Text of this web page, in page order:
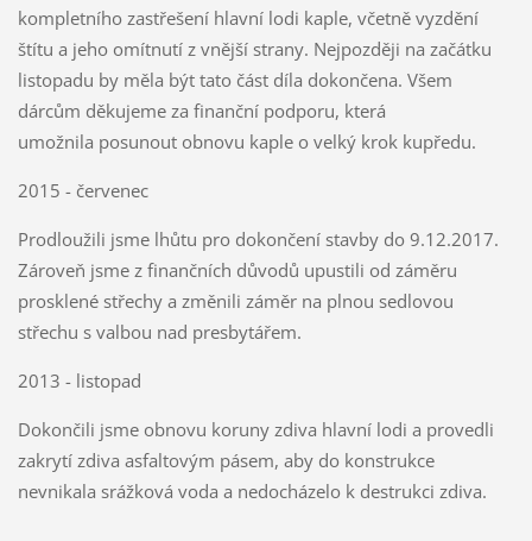
kompletního zastřešení hlavní lodi kaple, včetně vyzdění
štítu a jeho omítnutí z vnější strany. Nejpozději na začátku
listopadu by měla být tato část díla dokončena. Všem
dárcům děkujeme za finanční podporu, která
umožnila posunout obnovu kaple o velký krok kupředu.
2015 - červenec
Prodloužili jsme lhůtu pro dokončení stavby do 9.12.2017.
Zároveň jsme z finančních důvodů upustili od záměru
prosklené střechy a změnili záměr na plnou sedlovou
střechu s valbou nad presbytářem.
2013 - listopad
Dokončili jsme obnovu koruny zdiva hlavní lodi a provedli
zakrytí zdiva asfaltovým pásem, aby do konstrukce
nevnikala srážková voda a nedocházelo k destrukci zdiva.